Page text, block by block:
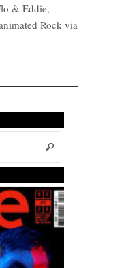
& Eddie,
Rock via